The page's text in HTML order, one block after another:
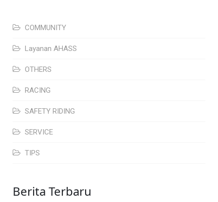
COMMUNITY
Layanan AHASS
OTHERS
RACING
SAFETY RIDING
SERVICE
TIPS
Berita Terbaru